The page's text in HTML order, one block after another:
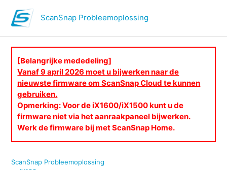
ScanSnap Probleemoplossing
[Belangrijke mededeling]
Vanaf 9 april 2026 moet u bijwerken naar de
nieuwste firmware om ScanSnap Cloud te kunnen
gebruiken.
Opmerking: Voor de iX1600/iX1500 kunt u de
firmware niet via het aanraakpaneel bijwerken.
Werk de firmware bij met ScanSnap Home.
ScanSnap Probleemoplossing